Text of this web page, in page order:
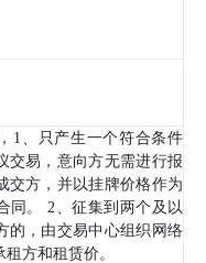
1、只产生一个符合条件
交易，意向方无需进行报
交方，并以挂牌价格作为
同。 2、征集到两个及以
的，由交易中心组织网络
方和租赁价。